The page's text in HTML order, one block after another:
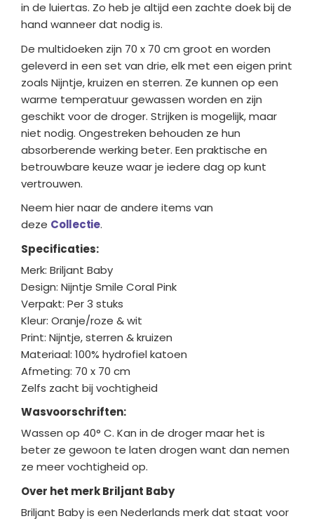
in de luiertas. Zo heb je altijd een zachte doek bij de
hand wanneer dat nodig is.
De multidoeken zijn 70 x 70 cm groot en worden
geleverd in een set van drie, elk met een eigen print
zoals Nijntje, kruizen en sterren. Ze kunnen op een
warme temperatuur gewassen worden en zijn
geschikt voor de droger. Strijken is mogelijk, maar
niet nodig. Ongestreken behouden ze hun
absorberende werking beter. Een praktische en
betrouwbare keuze waar je iedere dag op kunt
vertrouwen.
Neem hier naar de andere items van
deze Collectie.
Specificaties:
Merk: Briljant Baby
Design: Nijntje Smile Coral Pink
Verpakt: Per 3 stuks
Kleur: Oranje/roze & wit
Print: Nijntje, sterren & kruizen
Materiaal: 100% hydrofiel katoen
Afmeting: 70 x 70 cm
Zelfs zacht bij vochtigheid
Wasvoorschriften:
Wassen op 40° C. Kan in de droger maar het is
beter ze gewoon te laten drogen want dan nemen
ze meer vochtigheid op.
Over het merk Briljant Baby
Briljant Babyis een Nederlands merk dat staat voor